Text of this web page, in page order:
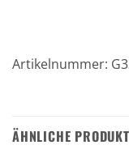
Artikelnummer:
ÄHNLICHE